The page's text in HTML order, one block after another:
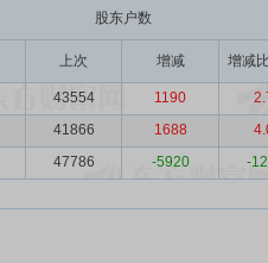
股东户数
上次 增减 增减
43554 1190
41866 1688
47786 -5920 -